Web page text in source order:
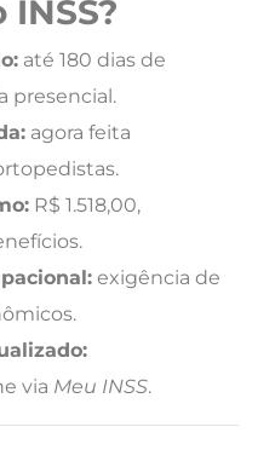
até 180 dias de
presencial.
agora feita
R$ 1.518,00,
exigência de
via Meu INSS.